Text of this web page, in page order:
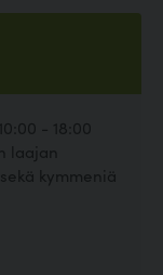
- 18:00
laajan
kymmeniä